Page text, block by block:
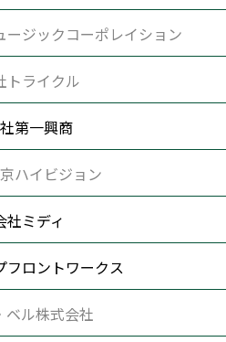
ジックコーポレイション
トライクル
第一興商
ハイビジョン
社ミディ
フロントワークス
ベル株式会社